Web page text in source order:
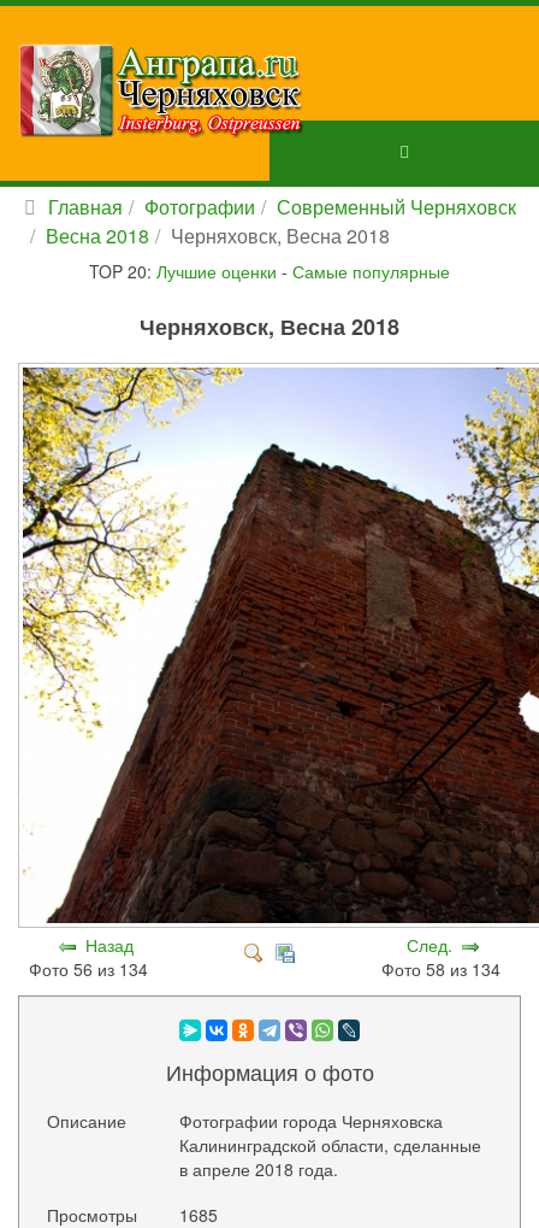
Главная Фотографии
Современный Черняховск
Весна 2018
Черняховск, Весна 2018
TOP 20: Лучшие оценки - Самые популярные
Черняховск, Весна 2018
Назад
Фото 56 из 134
След.
Фото 58 из 134
Информация о фото
Описание
Фотографии города Черняховска
Калининградской области, сделанные
в апреле 2018 года.
Просмотры
1685